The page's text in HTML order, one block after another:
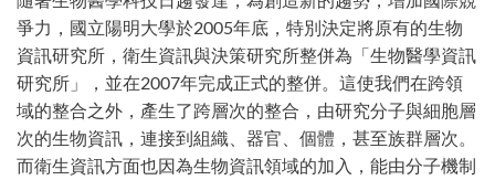
爭力，國立陽明大學於2005年底，特別決定將原有的生物
資訊研究所，衛生資訊與決策研究所整併為「生物醫學資訊
研究所」，並在2007年完成正式的整併。這使我們在跨領
域的整合之外，產生了跨層次的整合，由研究分子與細胞層
次的生物資訊，連接到組織、器官、個體，甚至族群層次。
而衛生資訊方面也因為生物資訊領域的加入，能由分子機制